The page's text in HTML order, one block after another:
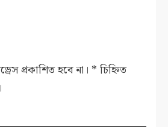
প্রকাশিত হবে না। * চিহ্নিত